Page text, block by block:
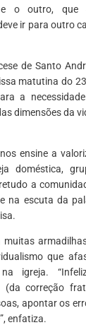
e o outro, que
ir para outro
de Santo
matutina do
a
dimensões da
ensine a
doméstica,
a
na escuta da
que
igreja.
(da correção
apontar os
enfatiza.